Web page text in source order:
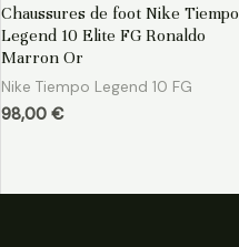
Note
0
sur
5
Chaussures de foot Nike Tiempo
Legend 10 Elite FG Ronaldo
Marron Or
Nike Tiempo Legend 10 FG
98,00 €